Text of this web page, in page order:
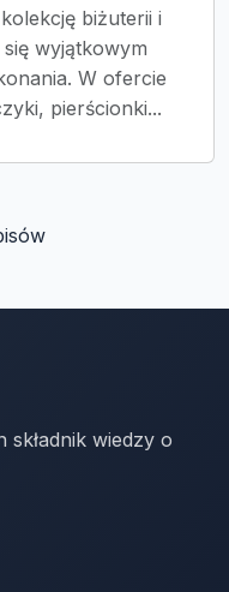
biżuterii i
wyjątkowym
W ofercie
pierścionki...
składnik wiedzy o